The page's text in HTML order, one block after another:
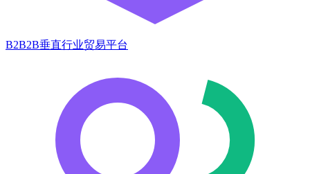
B2B2B垂直行业贸易平台